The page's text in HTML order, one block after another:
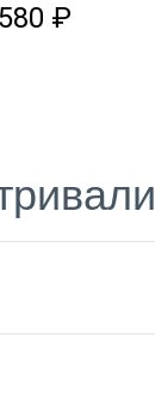
₽